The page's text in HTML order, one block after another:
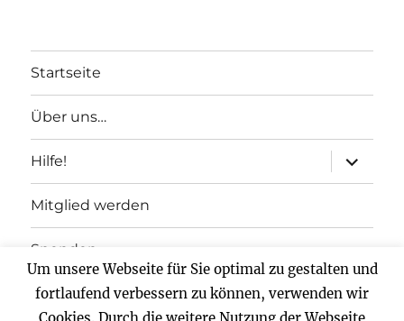
Startseite
Über uns…
Hilfe!
anzeigen
Mitglied werden
Spenden
Impressum
Um unsere Webseite für Sie optimal zu gestalten und
fortlaufend verbessern zu können, verwenden wir